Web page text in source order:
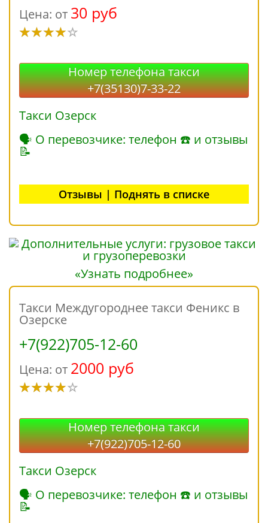
Цена: от 30 руб
Номер телефона такси
+7(35130)7-33-22
Такси Озерск
🗣 О перевозчике: телефон ☎ и отзывы
📝
Отзывы | Поднять в списке
«Узнать подробнее»
Такси Междугороднее такси Феникс в
Озерске
+7(922)705-12-60
Цена: от 2000 руб
Номер телефона такси
+7(922)705-12-60
Такси Озерск
🗣 О перевозчике: телефон ☎ и отзывы
📝